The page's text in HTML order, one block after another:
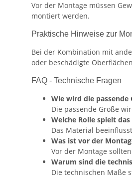
Vor der Montage müssen
montiert werden.
Praktische Hinweise zur
Bei der Kombination mit
oder beschädigte
FAQ - Technische Fragen
Wie wird die passende
Die passende Größe
Welche Rolle spielt
Das Material
Was ist vor der
Vor der Montage
Warum sind die
Die technischen Maße